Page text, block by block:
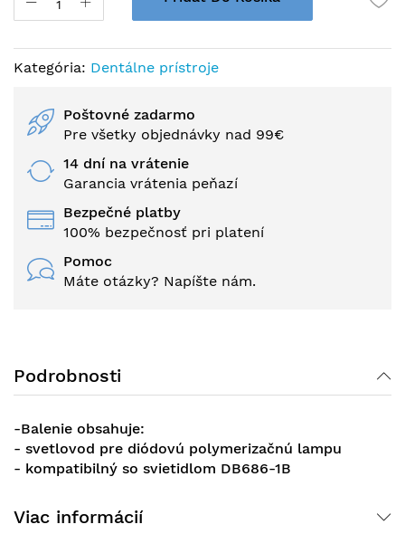
Kategória: Dentálne prístroje
Poštovné zadarmo
Pre všetky objednávky nad 99€
14 dní na vrátenie
Garancia vrátenia peňazí
Bezpečné platby
100% bezpečnosť pri platení
Pomoc
Máte otázky? Napíšte nám.
Podrobnosti
-Balenie obsahuje:
- svetlovod pre diódovú polymerizačnú lampu
- kompatibilný so svietidlom DB686-1B
Viac informácií